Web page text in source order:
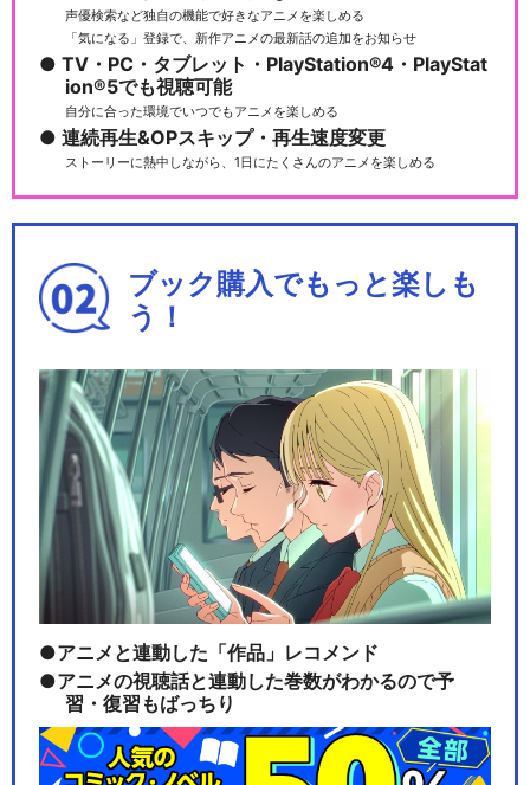
声優検索など独自の機能で好きなアニメを楽しめる
「気になる」登録で、新作アニメの最新話の追加をお知らせ
TV・PC・タブレット・PlayStation®4・PlayStat
ion®5でも視聴可能
自分に合った環境でいつでもアニメを楽しめる
連続再生&OPスキップ・再生速度変更
ストーリーに熱中しながら、1日にたくさんのアニメを楽しめる
ブック購入でもっと楽しも
う！
アニメと連動した「作品」レコメンド
アニメの視聴話と連動した巻数がわかるので予
習・復習もばっちり